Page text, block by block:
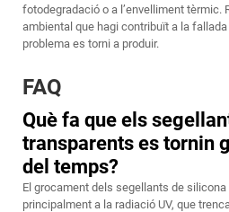
fotodegradació o a l’envelliment tèrmic.
ambiental que hagi contribuït a la fallada
problema es torni a produir.
FAQ
Què fa que els
transparents es tornin
del temps?
El grocament dels segellants de
principalment a la radiació UV, que